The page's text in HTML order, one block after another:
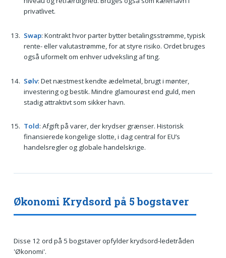
privatlivet.
Swap: Kontrakt hvor parter bytter betalingsstrømme, typisk
rente- eller valutastrømme, for at styre risiko. Ordet bruges
også uformelt om enhver udveksling af ting.
Sølv: Det næstmest kendte ædelmetal, brugt i mønter,
investering og bestik. Mindre glamourøst end guld, men
stadig attraktivt som sikker havn.
Told: Afgift på varer, der krydser grænser. Historisk
finansierede kongelige slotte, i dag central for EU’s
handelsregler og globale handelskrige.
Økonomi Krydsord på 5 bogstaver
Disse 12 ord på 5 bogstaver opfylder krydsord-ledetråden
'Økonomi'.